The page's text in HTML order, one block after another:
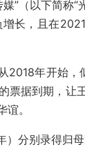
”（以下简称
长，且在
2018年开始
票据到期，让
。
分别录得归